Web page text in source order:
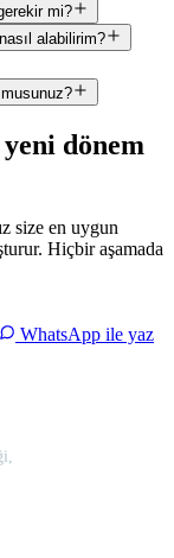
mi?
alabilirim?
yeni dönem
size en uygun
Hiçbir aşamada
WhatsApp ile yaz